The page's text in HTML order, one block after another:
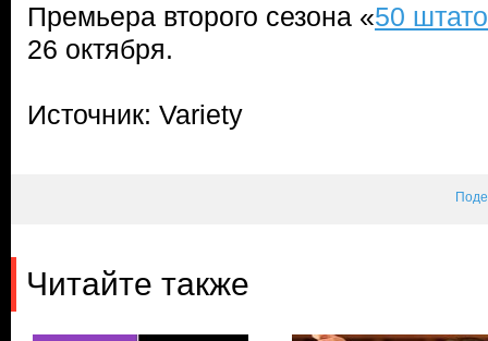
Премьера второго сезона «50
26 октября.
Источник: Variety
Читайте также